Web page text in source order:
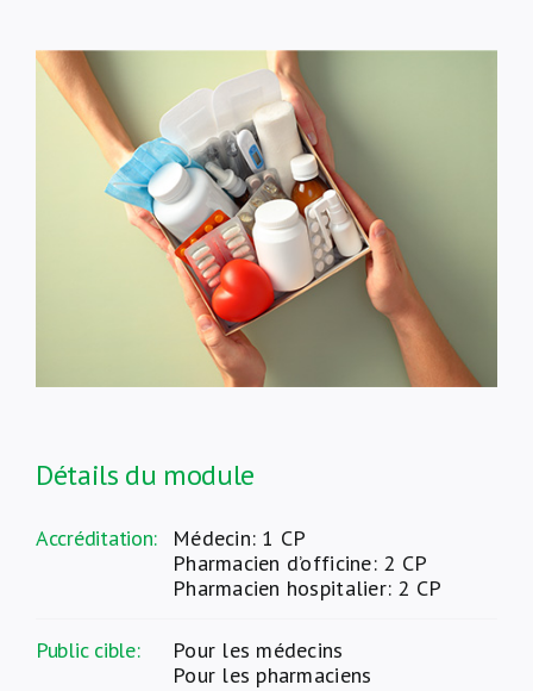
Contact
À propos de nous
Détails du module
Accréditation:
Médecin: 1 CP
Pharmacien d’officine: 2 CP
Pharmacien hospitalier: 2 CP
Public cible:
Pour les médecins
Pour les pharmaciens